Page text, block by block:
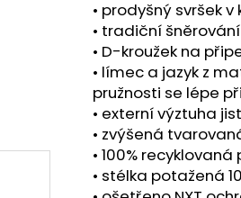
• prodyšný svršek
• tradiční
• D-kroužek na
• límec a jazyk z
pružnosti se lépe
• externí výztuha
• zvýšená
• 100%
• stélka potažená
2 - ORANŽOVÁ
BOTY
7 990 Kč